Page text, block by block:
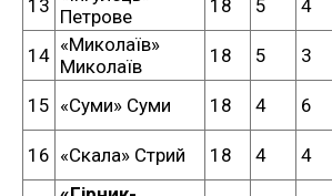
13 Петрове
18 5 4
14 «Миколаїв»
Миколаїв
18 5 3
15 «Суми» Суми 18 4 6
16 «Скала» Стрий 18 4 4